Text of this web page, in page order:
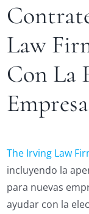
Law
Con La
The Irving Law
incluyendo la
para nuevas
ayudar con la